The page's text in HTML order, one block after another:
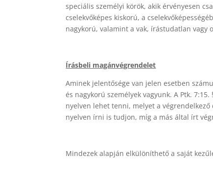
speciális személyi körök, akik érvényesen
cselekvőképes kiskorú, a
nagykorú, valamint a vak, írástudatlan vagy
Írásbeli magánvégrendelet
Aminek jelentősége van jelen esetben
és nagykorú személyek vagyunk. A Ptk.
nyelven lehet tenni, melyet a
nyelven írni is tudjon, míg a más által írt
Mindezek alapján elkülöníthető a saját